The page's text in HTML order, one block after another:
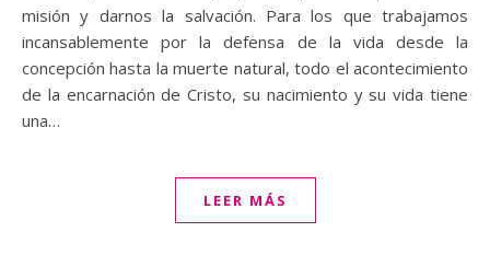
misión y darnos la salvación. Para los que trabajamos
incansablemente por la defensa de la vida desde la
concepción hasta la muerte natural, todo el acontecimiento
de la encarnación de Cristo, su nacimiento y su vida tiene
una…
LEER MÁS